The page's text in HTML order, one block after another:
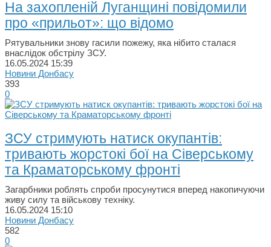
На захопленій Луганщині повідомили
про «прильот»: що відомо
Рятувальники знову гасили пожежу, яка нібито сталася
внаслідок обстрілу ЗСУ.
16.05.2024 15:39
Новини Донбасу
393
0
ЗСУ стримують натиск окупантів:
тривають жорстокі бої на Сіверському
та Краматорському фронті
Загарбники роблять спроби просунутися вперед накопичуючи
живу силу та військову техніку.
16.05.2024 15:10
Новини Донбасу
582
0